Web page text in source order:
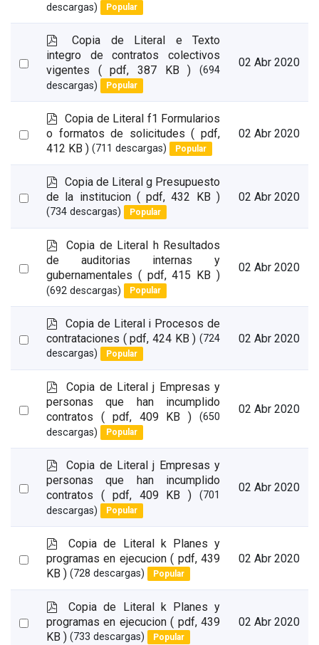
item
descargas)
Popular
Select
item
p
d
f
Copia de Literal e Texto
integro de contratos colectivos
vigentes
( pdf, 387 KB )
(694
descargas)
Popular
02 Abr 2020
Select
p
d
f
Copia de Literal f1 Formularios
o formatos de solicitudes ( pdf,
412 KB ) (711 descargas) Popular
02 Abr 2020
Select
p
d
f
Copia de Literal g Presupuesto
de la institucion ( pdf, 432 KB )
(734 descargas) Popular
02 Abr 2020
Select
item
p
f
Copia de Literal h Resultados
de auditorias internas y
gubernamentales ( pdf, 415 KB )
(692 descargas) Popular
02 Abr 2020
Select
p
d
f
Copia de Literal i Procesos de
contrataciones ( pdf, 424 KB ) (724
descargas)
Popular
02 Abr 2020
Select
item
p
d
f
Copia de Literal j Empresas y
personas que han incumplido
contratos
( pdf, 409 KB )
(650
descargas)
Popular
02 Abr 2020
Select
item
p
d
f
Copia de Literal j Empresas y
personas que han incumplido
contratos
( pdf, 409 KB )
(701
descargas)
Popular
02 Abr 2020
Select
p
d
f
Copia de Literal k Planes y
programas en ejecucion ( pdf, 439
KB ) (728 descargas) Popular
02 Abr 2020
Select
p
d
f
Copia de Literal k Planes y
programas en ejecucion ( pdf, 439
KB ) (733 descargas) Popular
02 Abr 2020